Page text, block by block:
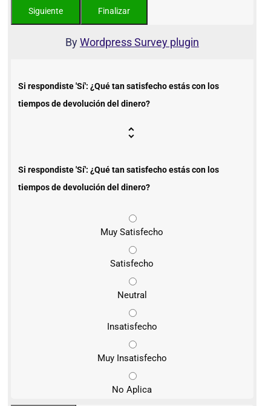
ByWordpress Survey plugin
Si respondiste 'Sí': ¿Qué tan satisfecho estás con los
tiempos de devolución del dinero?
Si respondiste 'Sí': ¿Qué tan satisfecho estás con los
tiempos de devolución del dinero?
Muy Satisfecho
Satisfecho
Neutral
Insatisfecho
Muy Insatisfecho
No Aplica